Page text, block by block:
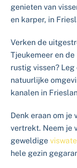
genieten van
en karper, in
Verken de
Tjeukemeer en
rustig vissen?
natuurlijke
kanalen in
Denk eraan om je
vertrekt. Neem je
geweldige
hele gezin